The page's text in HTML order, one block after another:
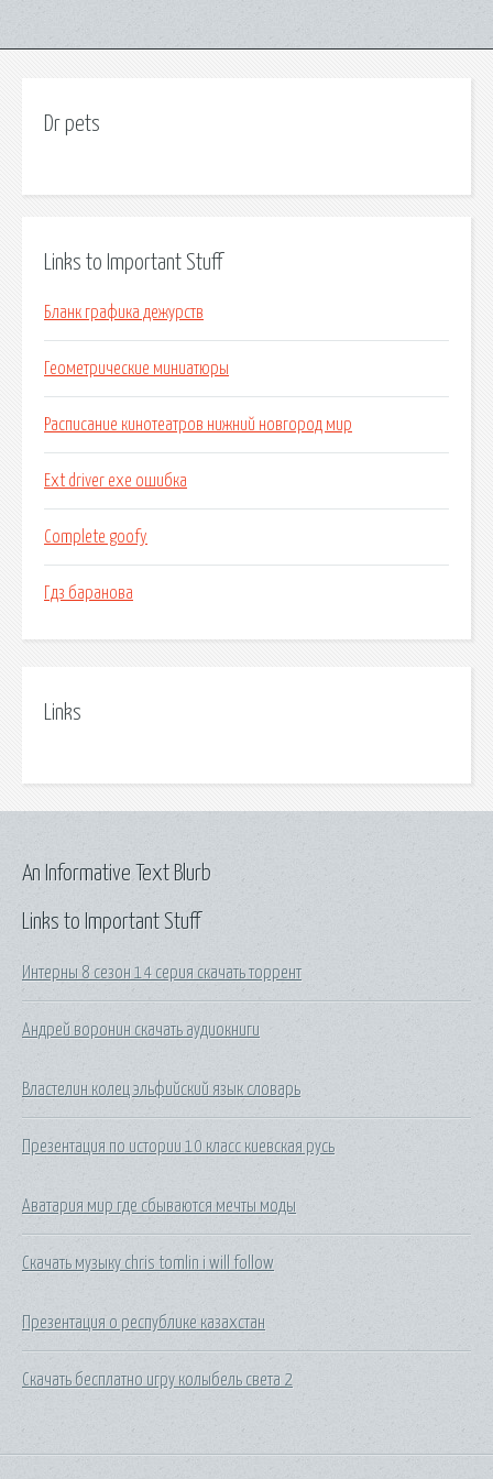
Dr pets
Links to Important Stuff
Бланк графика дежурств
Геометрические миниатюры
Расписание кинотеатров нижний новгород мир
Ext driver exe ошибка
Complete goofy
Гдз баранова
Links
Links to Important Stuff
Интерны 8 сезон 14 серия скачать торрент
Андрей воронин скачать аудиокниги
Властелин колец эльфийский язык словарь
Презентация по истории 10 класс киевская русь
Аватария мир где сбываются мечты моды
Скачать музыку chris tomlin i will follow
Презентация о республике казахстан
Скачать бесплатно игру колыбель света 2
An Informative Text Blurb